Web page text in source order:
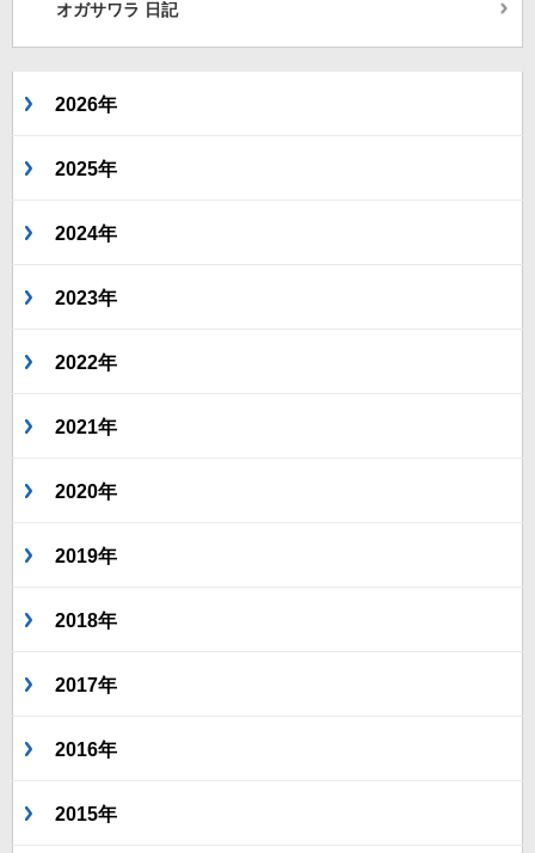
オガサワラ 日記
2026年
2025年
2024年
2023年
2022年
2021年
2020年
2019年
2018年
2017年
2016年
2015年